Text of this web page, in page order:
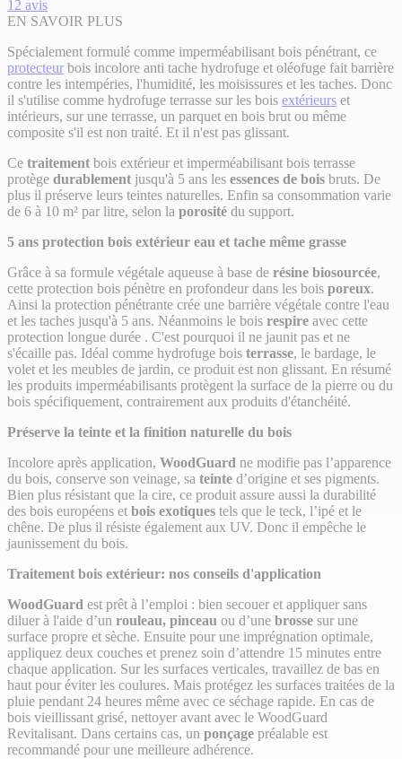
12 avis
EN SAVOIR PLUS
Spécialement formulé comme imperméabilisant bois pénétrant, ce
protecteur bois incolore anti tache hydrofuge et oléofuge fait barrière
contre les intempéries, l'humidité, les moisissures et les taches. Donc
il s'utilise comme hydrofuge terrasse sur les bois extérieurs et
intérieurs, sur une terrasse, un parquet en bois brut ou même
composite s'il est non traité. Et il n'est pas glissant.
Ce traitement bois extérieur et imperméabilisant bois terrasse
protège durablement jusqu'à 5 ans les essences de bois bruts. De
plus il préserve leurs teintes naturelles. Enfin sa consommation varie
de 6 à 10 m² par litre, selon la porosité du support.
5 ans protection bois extérieur eau et tache même grasse
Grâce à sa formule végétale aqueuse à base de résine biosourcée,
cette protection bois pénètre en profondeur dans les bois poreux.
Ainsi la protection pénétrante crée une barrière végétale contre l'eau
et les taches jusqu'à 5 ans. Néanmoins le bois respire avec cette
protection longue durée . C'est pourquoi il ne jaunit pas et ne
s'écaille pas. Idéal comme hydrofuge bois terrasse, le bardage, le
volet et les meubles de jardin, ce produit est non glissant. En résumé
les produits imperméabilisants protègent la surface de la pierre ou du
bois spécifiquement, contrairement aux produits d'étanchéité.
Préserve la teinte et la finition naturelle du bois
Incolore après application, WoodGuard ne modifie pas l’apparence
du bois, conserve son veinage, sa teinte d’origine et ses pigments.
Bien plus résistant que la cire, ce produit assure aussi la durabilité
des bois européens et bois exotiques tels que le teck, l’ipé et le
chêne. De plus il résiste également aux UV. Donc il empêche le
jaunissement du bois.
Traitement bois extérieur: nos conseils d'application
WoodGuard est prêt à l’emploi : bien secouer et appliquer sans
diluer à l'aide d’un rouleau, pinceau ou d’une brosse sur une
surface propre et sèche. Ensuite pour une imprégnation optimale,
appliquez deux couches et prenez soin d’attendre 15 minutes entre
chaque application. Sur les surfaces verticales, travaillez de bas en
haut pour éviter les coulures. Mais protégez les surfaces traitées de la
pluie pendant 24 heures même avec ce séchage rapide. En cas de
bois vieillissant grisé, nettoyer avant avec le WoodGuard
Revitalisant. Dans certains cas, un ponçage préalable est
recommandé pour une meilleure adhérence.